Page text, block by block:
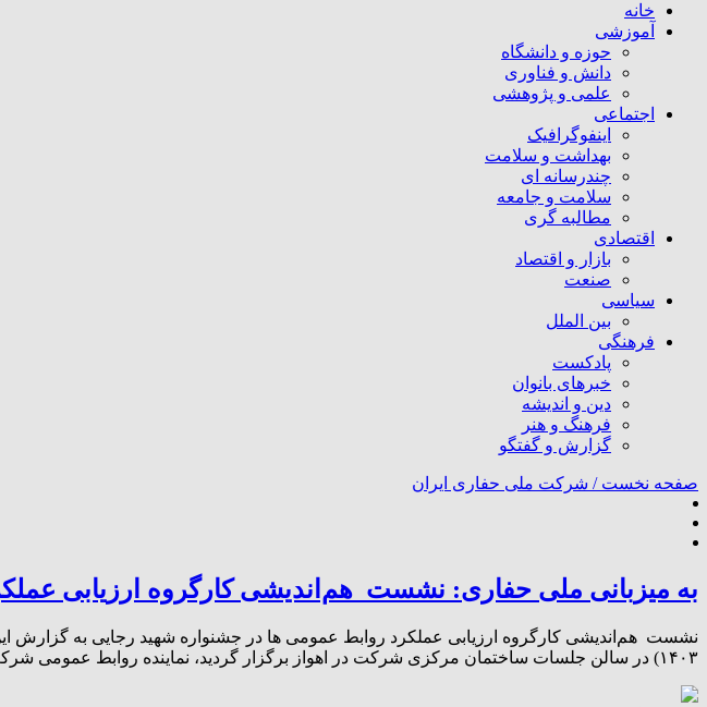
خانه
آموزشی
حوزه و دانشگاه
دانش و فناوری
علمی و پژوهشی
اجتماعی
اینفوگرافیک
بهداشت و سلامت
چندرسانه ای
سلامت و جامعه
مطالبه گری
اقتصادی
بازار و اقتصاد
صنعت
سیاسی
بین الملل
فرهنگی
پادکست
خبرهای بانوان
دین و اندیشه
فرهنگ و هنر
گزارش و گفتگو
صفحه نخست / شرکت ملی حفاری ایران
به میزبانی ملی حفاری: نشست هم‌اندیشی کارگروه ارزیابی
۱۴۰۳) در سالن جلسات ساختمان مرکزی شرکت در اهواز برگزار گردید، نماینده‌ روابط عمومی شرکت ملی نفت ایران ،رئیس و […]